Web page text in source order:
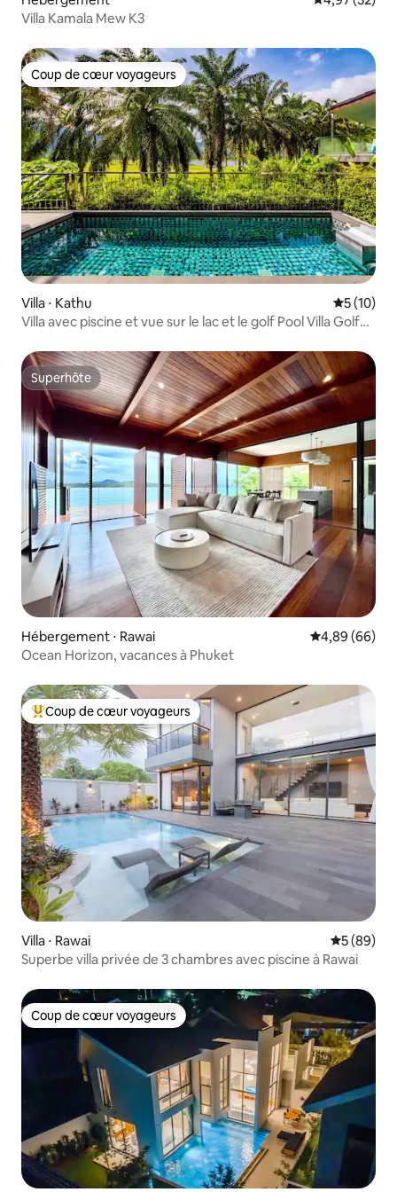
Villa Kamala Mew K3
Coup de cœur voyageurs
Coup de cœur voyageurs
Villa ⋅ Kathu
5 (10)
Villa avec piscine et vue sur le lac et le golf Pool Villa Golf
Superhôte
Superhôte
Hébergement ⋅ Rawai Évaluation
4,89 (66)
Ocean Horizon, vacances à Phuket
Coups de cœur voyageurs les plus appréciés
Coup de cœur voyageurs
Villa ⋅ Rawai
5 (89)
Superbe villa privée de 3 chambres avec piscine à Rawai
Coup de cœur voyageurs
Coup de cœur voyageurs